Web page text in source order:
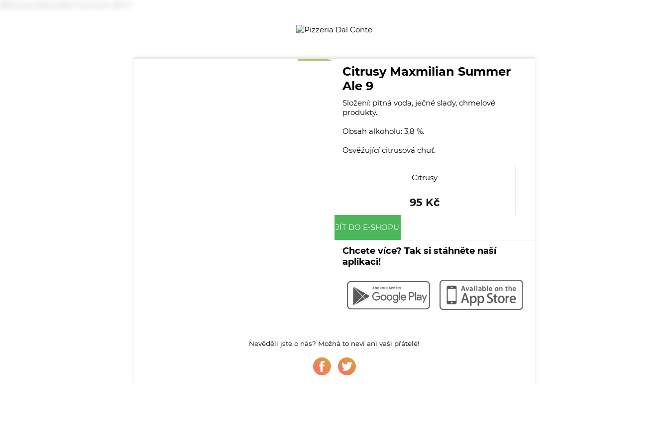
Citrusy Maxmilian Summer
Ale 9
Složení: pitná voda, ječné slady, chmelové
produkty.
Obsah alkoholu: 3,8 %.
Osvěžující citrusová chuť.
Citrusy
95 Kč
JÍT DO E-SHOPU
Chcete více? Tak si stáhněte naší
aplikaci!
Nevěděli jste o nás? Možná to neví ani vaši přátelé!